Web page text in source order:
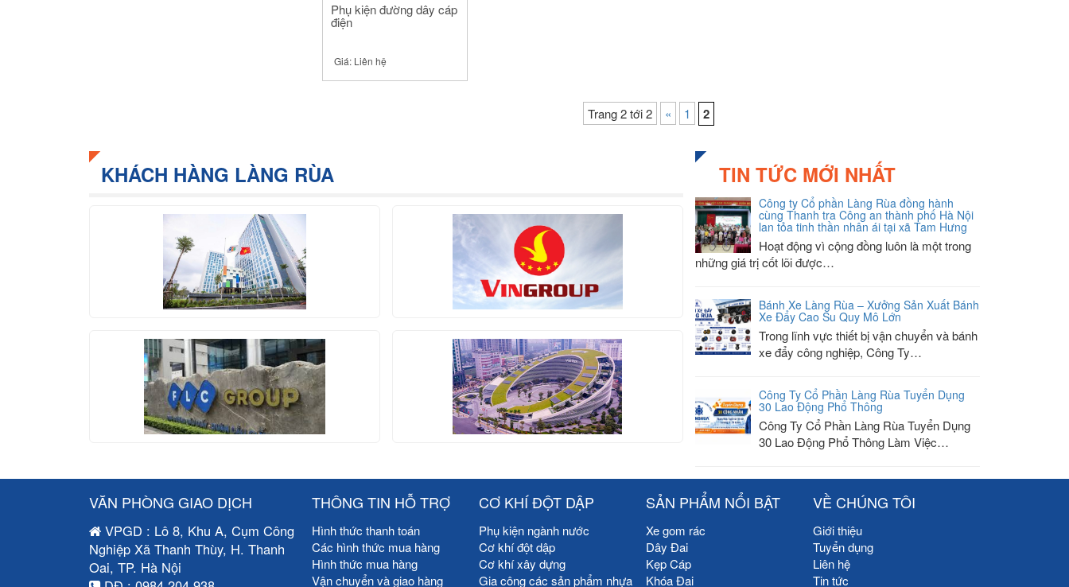
Phụ kiện đường dây cáp
điện
Giá: Liên hệ
Trang 2 tới 2 « 1 2
KHÁCH HÀNG LÀNG RÙA TIN TỨC MỚI NHẤT
Công ty Cổ phần Làng Rùa đồng hành
cùng Thanh tra Công an thành phố Hà Nội
lan tỏa tinh thần nhân ái tại xã Tam Hưng
Hoạt động vì cộng đồng luôn là một trong
những giá trị cốt lõi được…
Bánh Xe Làng Rùa – Xưởng Sản Xuất Bánh
Xe Đẩy Cao Su Quy Mô Lớn
Trong lĩnh vực thiết bị vận chuyển và bánh
xe đẩy công nghiệp, Công Ty…
Công Ty Cổ Phần Làng Rùa Tuyển Dụng
30 Lao Động Phổ Thông
Công Ty Cổ Phần Làng Rùa Tuyển Dụng
30 Lao Động Phổ Thông Làm Việc…
VĂN PHÒNG GIAO DỊCH
VPGD : Lô 8, Khu A, Cụm Công
Nghiệp Xã Thanh Thùy, H. Thanh
Oai, TP. Hà Nội
THÔNG TIN HỖ TRỢ
Hình thức thanh toán
Các hình thức mua hàng
Hình thức mua hàng
Vận chuyển và giao hàng
CƠ KHÍ ĐỘT DẬP
Phụ kiện ngành nước
Cơ khí đột dập
Cơ khí xây dựng
Gia công các sản phẩm nhựa
SẢN PHẨM NỔI BẬT
Xe gom rác
Dây Đai
Kẹp Cáp
Khóa Đai
VỀ CHÚNG TÔI
Giới thiệu
Tuyển dụng
Liên hệ
Tin tức